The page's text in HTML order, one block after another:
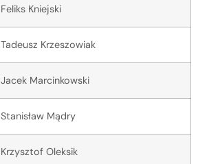
Feliks Kniejski
Tadeusz Krzeszowiak
Jacek Marcinkowski
Stanisław Mądry
Krzysztof Oleksik